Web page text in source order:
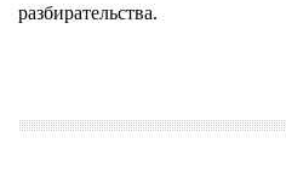
разбирательства.